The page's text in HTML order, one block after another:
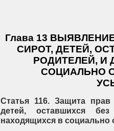
Глава 13
СИРОТ, ДЕТЕЙ,
РОДИТЕЛЕЙ, И
СОЦИАЛЬНО
Статья 116. Защита прав
детей, оставшихся
находящихся в